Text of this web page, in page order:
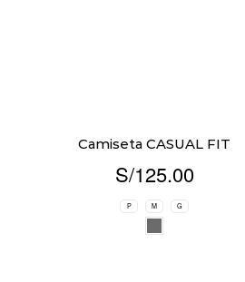
Camiseta CASUAL FIT
S/125.00
P M G